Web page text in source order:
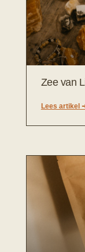
Zee van
Lees artikel